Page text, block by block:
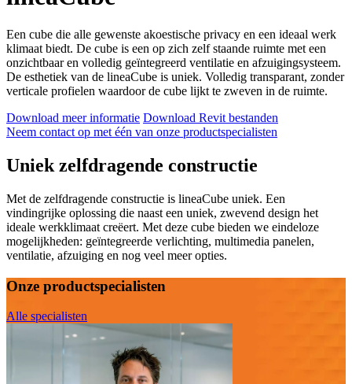
Een cube die alle gewenste akoestische privacy en een ideaal werk
klimaat biedt. De cube is een op zich zelf staande ruimte met een
onzichtbaar en volledig geïntegreerd ventilatie en afzuigingsysteem.
De esthetiek van de lineaCube is uniek. Volledig transparant, zonder
verticale profielen waardoor de cube lijkt te zweven in de ruimte.
Download meer informatie Download Revit bestanden
Neem contact op met één van onze productspecialisten
Uniek zelfdragende constructie
Met de zelfdragende constructie is lineaCube uniek. Een
vindingrijke oplossing die naast een uniek, zwevend design het
ideale werkklimaat creëert. Met deze cube bieden we eindeloze
mogelijkheden: geïntegreerde verlichting, multimedia panelen,
ventilatie, afzuiging en nog veel meer opties.
Onze productspecialisten
Alle specialisten